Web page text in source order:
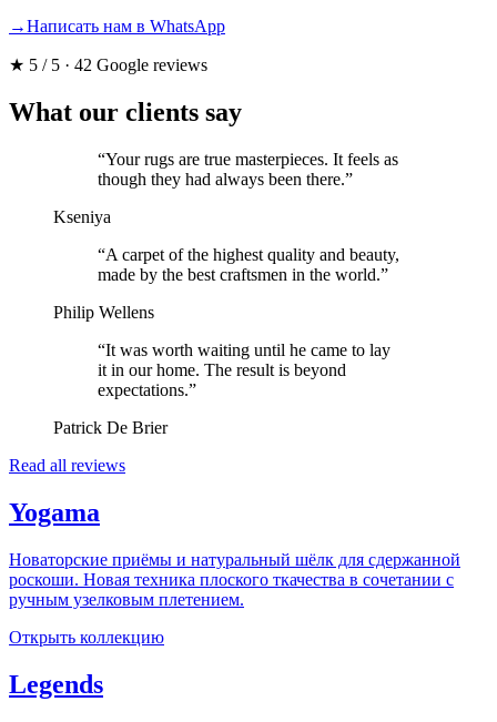
→Написать нам в WhatsApp
★ 5 / 5 · 42 Google reviews
What our clients say
“Your rugs are true masterpieces. It feels as
though they had always been there.”
Kseniya
“A carpet of the highest quality and beauty,
made by the best craftsmen in the world.”
Philip Wellens
“It was worth waiting until he came to lay
it in our home. The result is beyond
expectations.”
Patrick De Brier
Read all reviews
Yogama
Новаторские приёмы и натуральный шёлк для сдержанной
роскоши. Новая техника плоского ткачества в сочетании с
ручным узелковым плетением.
Открыть коллекцию
Legends